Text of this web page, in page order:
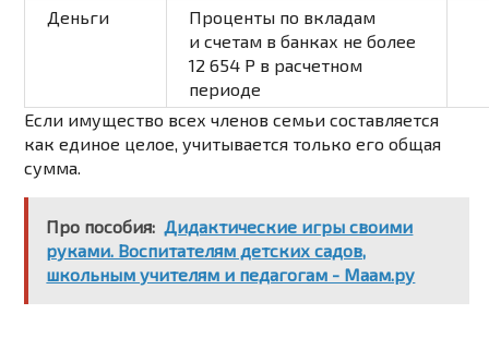
Деньги
Проценты по вкладам
и счетам в банках не более
12 654 Р в расчетном
периоде
Если имущество всех членов семьи составляется
как единое целое, учитывается только его общая
сумма.
Про пособия: Дидактические игры своими
руками. Воспитателям детских садов,
школьным учителям и педагогам - Маам.ру